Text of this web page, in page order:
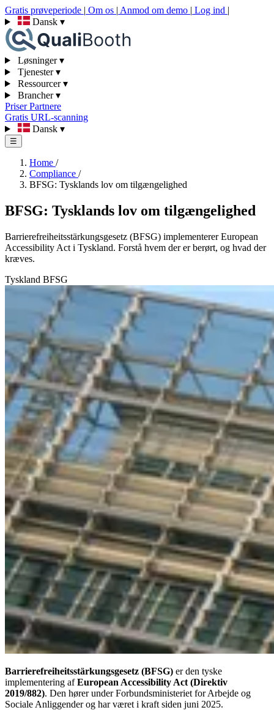
Gratis prøveperiode | Om os | Anmod om demo | Log ind |
Dansk ▾
Løsninger▾
Tjenester▾
Ressourcer▾
Brancher▾
PriserPartnere
Gratis URL-scanning
Dansk ▾
☰
Home /
Compliance /
BFSG: Tysklands lov om tilgængelighed
BFSG: Tysklands lov om tilgængelighed
Barrierefreiheitsstärkungsgesetz (BFSG) implementerer European
Accessibility Act i Tyskland. Forstå hvem der er berørt, og hvad der
kræves.
Tyskland BFSG
Barrierefreiheitsstärkungsgesetz (BFSG) er den tyske
implementering afEuropean Accessibility Act (Direktiv
2019/882). Den hører under Forbundsministeriet for Arbejde og
Sociale Anliggender og har været i kraft siden juni 2025.